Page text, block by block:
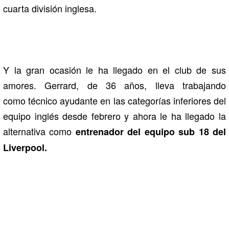
cuarta división inglesa.
Y la gran ocasión le ha llegado en el club de sus
amores. Gerrard, de 36 años, lleva trabajando
como técnico ayudante en las categorías inferiores del
equipo inglés desde febrero y ahora le ha llegado la
alternativa como entrenador del equipo sub 18 del
Liverpool.